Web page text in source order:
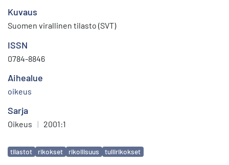
Kuvaus
Suomen virallinen tilasto (SVT)
ISSN
0784-8846
Aihealue
oikeus
Sarja
Oikeus | 2001:1
Avainsanat
tilastot rikokset rikollisuus tullirikokset